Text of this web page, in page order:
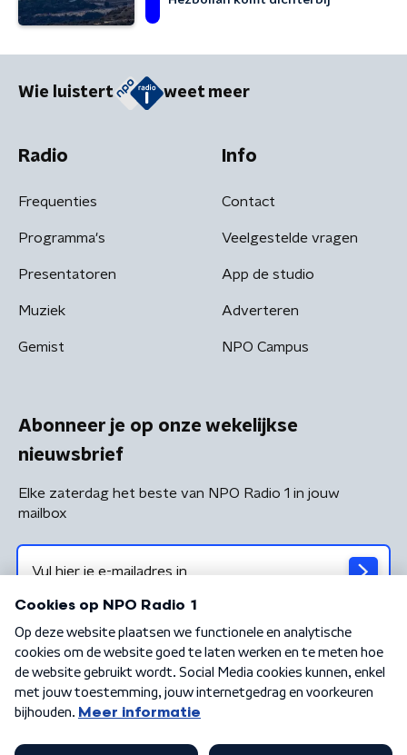
Wie luistert weet meer
Radio
Frequenties
Programma's
Presentatoren
Muziek
Gemist
Info
Contact
Veelgestelde vragen
App de studio
Adverteren
NPO Campus
Abonneer je op onze wekelijkse
nieuwsbrief
Elke zaterdag het beste van NPO Radio 1 in jouw
mailbox
Algemene voorwaarden